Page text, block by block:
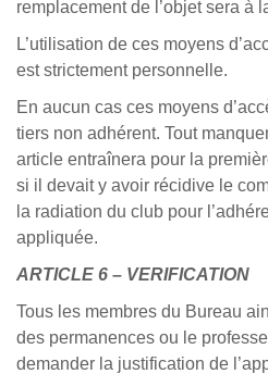
remplacement de l’objet sera à
L’utilisation de ces moyens
est strictement personnelle.
En aucun cas ces moyens
tiers non adhérent. Tout
article entraînera pour la
si il devait y avoir récidive le
la radiation du club pour
appliquée.
ARTICLE 6 – VERIFICATION
Tous les membres du Bureau
des permanences ou le
demander la justification de